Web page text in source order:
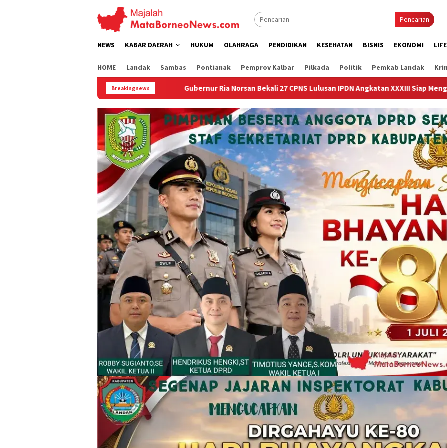
Pencarian
NEWS KABAR DAERAH HUKUM OLAHRAGA PENDIDIKAN KESEHATAN BISNIS EKONOMI
HOME Landak Sambas Pontianak Pemprov Kalbar Pilkada Politik Pemkab Landak
Breakingnews
Gubernur Ria Norsan Bekali 27 CPNS Lulusan IPDN Angkatan XXXIII Siap Mengabdi di Kalimanatan Barat